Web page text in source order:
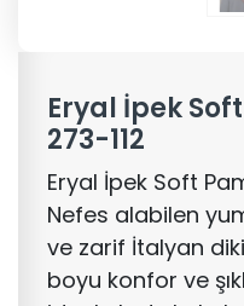
Eryal İpek
273-112
Eryal İpek Soft
Nefes alabilen
ve zarif İtalyan
boyu konfor ve